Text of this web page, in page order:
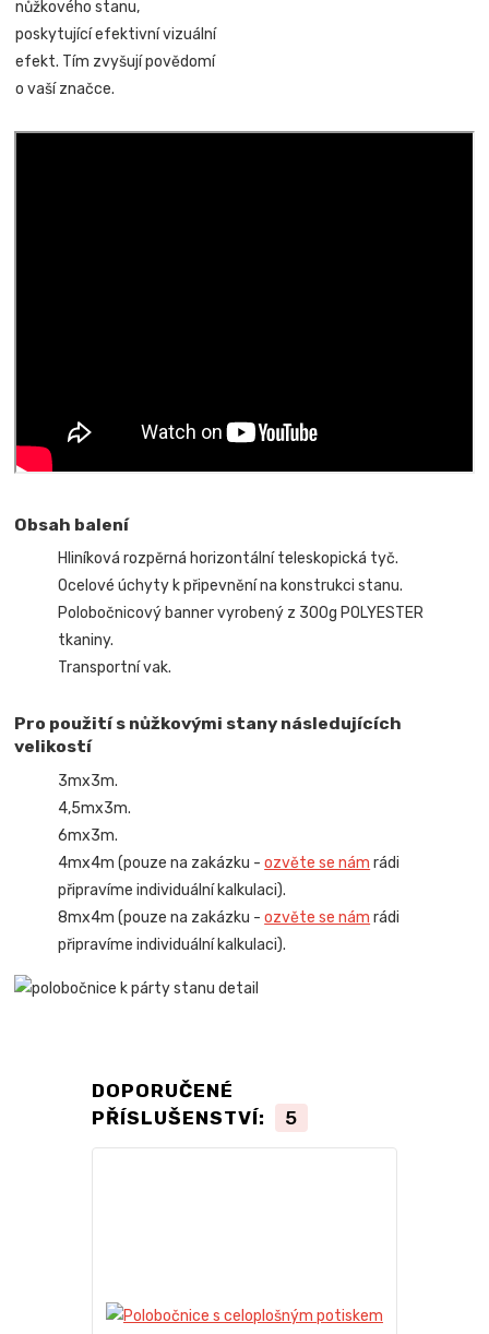
nůžkového stanu,
poskytující efektivní vizuální
efekt. Tím zvyšují povědomí
o vaší značce.
Obsah balení
Hliníková rozpěrná horizontální teleskopická tyč.
Ocelové úchyty k připevnění na konstrukci stanu.
Polobočnicový banner vyrobený z 300g POLYESTER
tkaniny.
Transportní vak.
Pro použití s nůžkovými stany následujících
velikostí
3mx3m.
4,5mx3m.
6mx3m.
4mx4m (pouze na zakázku -ozvěte se nám rádi
připravíme individuální kalkulaci).
8mx4m (pouze na zakázku -ozvěte se nám rádi
připravíme individuální kalkulaci).
DOPORUČENÉ
PŘÍSLUŠENSTVÍ:
5